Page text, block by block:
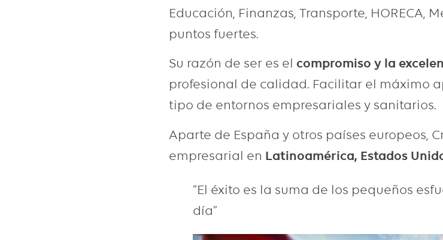
Educación, Finanzas, Transporte, HORECA,
puntos fuertes.
Su razón de ser es el compromiso y la
profesional de calidad. Facilitar el máximo
tipo de entornos empresariales y sanitarios.
Aparte de España y otros países europeos,
empresarial en Latinoamérica, Estados
“El éxito es la suma de los pequeños
día”